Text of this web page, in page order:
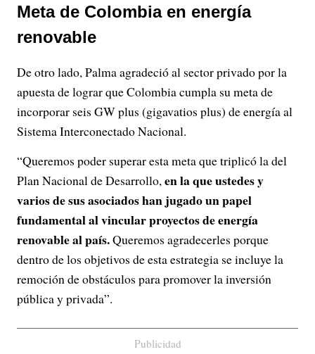
Meta de Colombia en energía
renovable
De otro lado, Palma agradeció al sector privado por la
apuesta de lograr que Colombia cumpla su meta de
incorporar seis GW plus (gigavatios plus) de energía al
Sistema Interconectado Nacional.
“Queremos poder superar esta meta que triplicó la del
Plan Nacional de Desarrollo,en la que ustedes y
varios de sus asociados han jugado un papel
fundamental al vincular proyectos de energía
renovable al país.Queremos agradecerles porque
dentro de los objetivos de esta estrategia se incluye la
remoción de obstáculos para promover la inversión
pública y privada”.
Publicidad